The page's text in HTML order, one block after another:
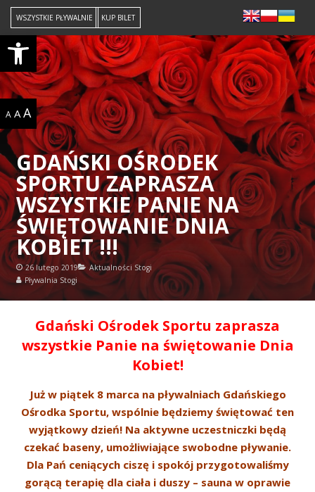
Open toolbar
WSZYSTKIE PŁYWALNIE KUP BILET
A A A
GDAŃSKI OŚRODEK
SPORTU ZAPRASZA
WSZYSTKIE PANIE NA
ŚWIĘTOWANIE DNIA
KOBIET !!!
26 lutego 2019
Aktualności Stogi
Pływalnia Stogi
Gdański Ośrodek Sportu zaprasza
wszystkie Panie na świętowanie Dnia
Kobiet!
Już w piątek 8 marca na pływalniach Gdańskiego
Ośrodka Sportu, wspólnie będziemy świętować ten
wyjątkowy dzień! Na aktywne uczestniczki będą
czekać baseny, umożliwiające swobodne pływanie.
Dla Pań ceniących ciszę i spokój przygotowaliśmy
gorącą terapię dla ciała i duszy – sauna w oprawie